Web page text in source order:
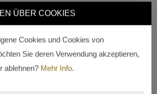
ÜBER COOKIES
Cookies und Cookies von
Sie deren Verwendung akzeptieren,
ablehnen? Mehr Info.